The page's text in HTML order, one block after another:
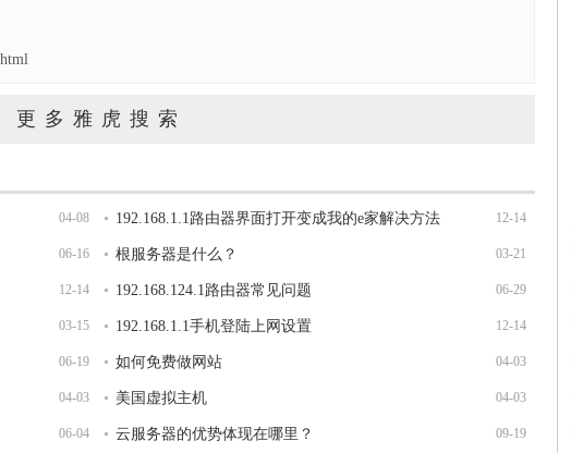
更多雅虎搜索
04-08 12-14
192.168.1.1路由器界面打开变成我的e家解决方法
06-16 03-21
根服务器是什么？
12-14 06-29
192.168.124.1路由器常见问题
03-15 12-14
192.168.1.1手机登陆上网设置
06-19 04-03
如何免费做网站
04-03 04-03
美国虚拟主机
06-04 09-19
云服务器的优势体现在哪里？